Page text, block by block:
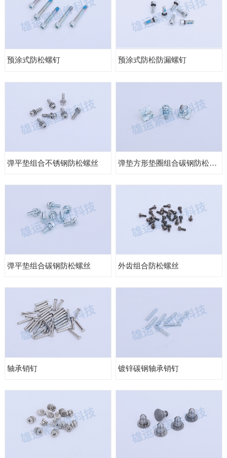
预涂式防松螺钉 预涂式防松防漏螺钉
弹平垫组合不锈钢防松螺丝 弹垫方形垫圈组合碳钢防松螺丝
弹平垫组合碳钢防松螺丝 外齿组合防松螺丝
轴承销钉 镀锌碳钢轴承销钉